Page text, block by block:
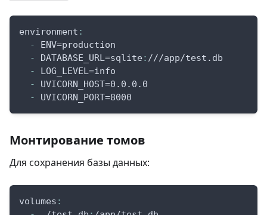
environment :
-
ENV=production
-
DATABASE_URL=sqlite : ///app/test.db
-
LOG_LEVEL=info
-
UVICORN_HOST=0.0.0.0
-
UVICORN_PORT=8000
Монтирование томов
Для сохранения базы данных:
volumes :